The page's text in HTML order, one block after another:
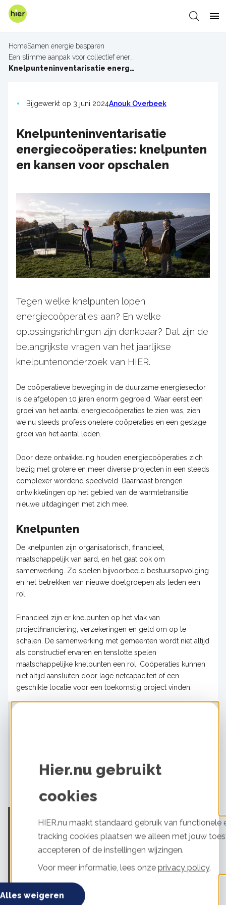
Overslaan
gaan
Zoeken
Kruimelpad
HomeSamen energie besparen
Een slimme aanpak voor collectief energie besparen
Knelpunteninventarisatie energiecoöperaties: knelpunten en kansen voor opschalen
Bijgewerkt op 3 juni 2024Anouk Overbeek
Knelpunteninventarisatie
energiecoöperaties: knelpunten
en kansen voor opschalen
Tegen welke knelpunten lopen
energiecoöperaties aan? En welke
oplossingsrichtingen zijn denkbaar? Dat zijn de
belangrijkste vragen van het jaarlijkse
knelpuntenonderzoek van HIER.
De coöperatieve beweging in de duurzame energiesector
is de afgelopen 10 jaren enorm gegroeid. Waar eerst een
groei van het aantal energiecoöperaties te zien was, zien
we nu steeds professionelere coöperaties en een gestage
groei van het aantal leden.
Door deze ontwikkeling houden energiecoöperaties zich
bezig met grotere en meer diverse projecten in een steeds
complexer wordend speelveld. Daarnaast brengen
ontwikkelingen op het gebied van de warmtetransitie
nieuwe uitdagingen met zich mee.
Knelpunten
De knelpunten zijn organisatorisch, financieel,
maatschappelijk van aard, en het gaat ook om
samenwerking. Zo spelen bijvoorbeeld bestuursopvolging
en het betrekken van nieuwe doelgroepen als leden een
rol.
Financieel zijn er knelpunten op het vlak van
projectfinanciering, verzekeringen en geld om op te
schalen. De samenwerking met gemeenten wordt niet altijd
als constructief ervaren en tenslotte spelen
maatschappelijke knelpunten een rol. Coöperaties kunnen
niet altijd aansluiten door lage netcapaciteit of een
geschikte locatie voor een toekomstig project vinden.
Knelpunteninventarisatie
Over de knelpunteninventarisatie
een uitgave van Klimaatstichting HIER, met medewerking
van Energie Samen. Deze publicatie verscheen ook online,
(uitgave maart 2024).
Hier.nu gebruikt
cookies
HIER.nu maakt standaard gebruik van
tracking cookies plaatsen we alleen met jouw
accepteren of de instellingen wijzingen.
Voor meer informatie, lees onze privacy policy.
Alles weigeren